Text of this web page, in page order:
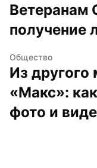
Ветеранам
получение
Общество
Из другого
«Макс»:
фото и